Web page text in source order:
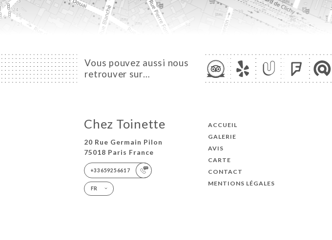
Vous pouvez aussi nous
retrouver sur…
Chez Toinette
20 Rue Germain Pilon
75018 Paris France
+33659256617
FR
ACCUEIL
GALERIE
AVIS
CARTE
CONTACT
MENTIONS LÉGALES